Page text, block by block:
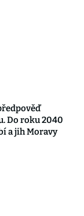
Do roku 2040
a jih Moravy